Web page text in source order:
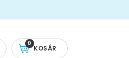
KOSÁR
0